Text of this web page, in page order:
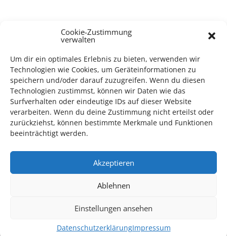
Cookie-Zustimmung
verwalten
Um dir ein optimales Erlebnis zu bieten, verwenden wir
Technologien wie Cookies, um Geräteinformationen zu
speichern und/oder darauf zuzugreifen. Wenn du diesen
Technologien zustimmst, können wir Daten wie das
Surfverhalten oder eindeutige IDs auf dieser Website
verarbeiten. Wenn du deine Zustimmung nicht erteilst oder
zurückziehst, können bestimmte Merkmale und Funktionen
beeinträchtigt werden.
Akzeptieren
Ablehnen
Einstellungen ansehen
DatenschutzerklärungImpressum
TECHNIK SUPPORT GESUCHT!
Das Kulturparkett freut sich stets über ehrenamtliche
Mithilfe im Bereich Technik. Sie haben Interesse? Dann
melden Sie sich unterinfo@kulturparkett-rhein-neckar.de
*KULTURTIPP SOMMERPAUSE: FESTIVAL DES DEUTSCHEN FILMS*